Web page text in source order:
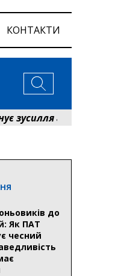
КОНТАКТИ
громади та
до
Як ПАТ
чесний